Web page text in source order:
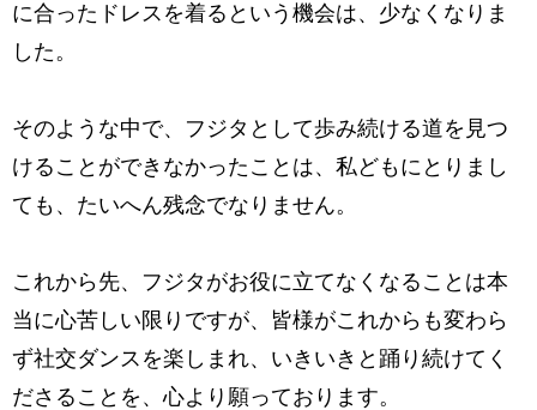
に合ったドレスを着るという機会は、少なくなりま
した。
そのような中で、フジタとして歩み続ける道を見つ
けることができなかったことは、私どもにとりまし
ても、たいへん残念でなりません。
これから先、フジタがお役に立てなくなることは本
当に心苦しい限りですが、 皆様がこれからも変わら
ず社交ダンスを楽しまれ、 いきいきと踊り続けてく
ださることを、心より願っております。